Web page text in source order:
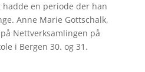
en periode der han
Anne Marie Gottschalk,
Nettverksamlingen på
i Bergen 30. og 31.